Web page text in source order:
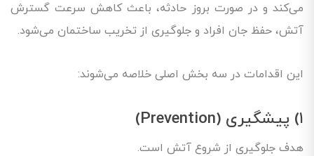
می‌کند و در صورت بروز حادثه، باعث کاهش سرعت گسترش
آتش، حفظ جان افراد و جلوگیری از تخریب ساختمان می‌شود.
این اقدامات در سه بخش اصلی خلاصه می‌شوند:
۱) پیشگیری (Prevention)
هدف جلوگیری از شروع آتش است.